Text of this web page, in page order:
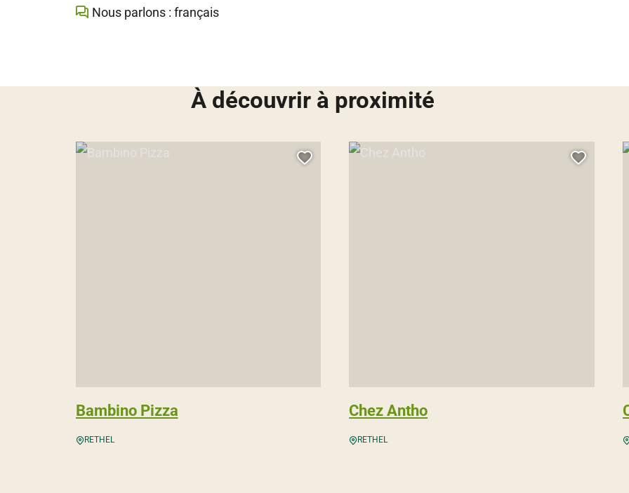
Nous parlons : français
À découvrir à proximité
Bambino Pizza
RETHEL
Bambino Pizza, © Droits gérés
Ajouter cette page au carnet de voyage ?
Chez Antho
RETHEL
Chez Antho, © Droits gérés